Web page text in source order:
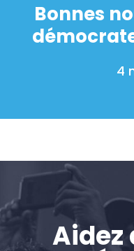
Take
Bonnes
4
Aidez